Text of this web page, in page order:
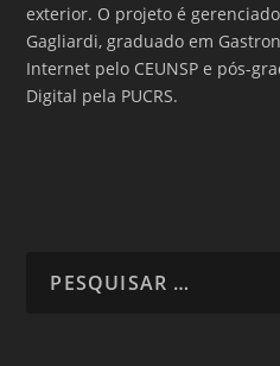
exterior. O projeto é
Gagliardi, graduado em
Internet pelo CEUNSP e pós-
Digital pela PUCRS.